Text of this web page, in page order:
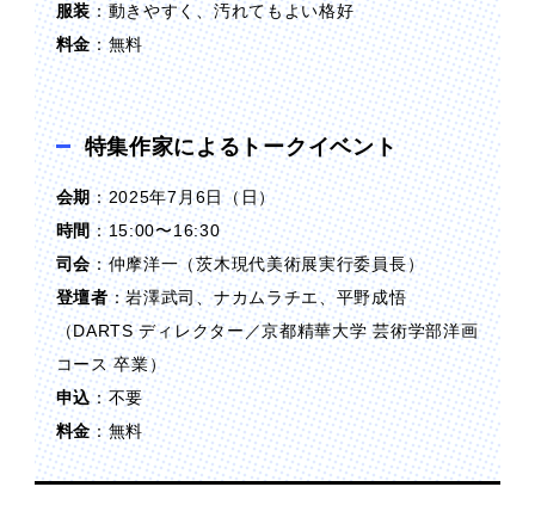
服装：動きやすく、汚れてもよい格好
料金：無料
特集作家によるトークイベント
会期 ：2025年7月6日（日）
時間：15:00〜16:30
司会：仲摩洋一（茨木現代美術展実行委員長）
登壇者：岩澤武司、ナカムラチエ、平野成悟
（DARTS ディレクター／京都精華大学 芸術学部洋画
コース 卒業）
申込：不要
料金：無料